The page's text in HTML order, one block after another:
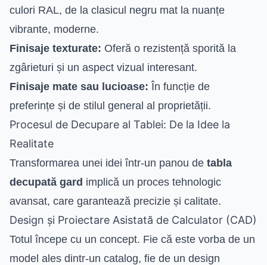
culori RAL, de la clasicul negru mat la nuanțe
vibrante, moderne.
Finisaje texturate: Oferă o rezistență sporită la
zgârieturi și un aspect vizual interesant.
Finisaje mate sau lucioase: În funcție de
preferințe și de stilul general al proprietății.
Procesul de Decupare al Tablei: De la Idee la
Realitate
Transformarea unei idei într-un panou de tabla
decupată gard implică un proces tehnologic
avansat, care garantează precizie și calitate.
Design și Proiectare Asistată de Calculator (CAD)
Totul începe cu un concept. Fie că este vorba de un
model ales dintr-un catalog, fie de un design